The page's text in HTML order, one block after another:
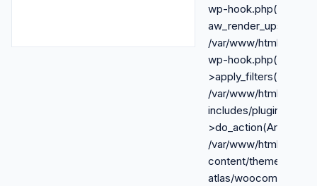
wp-hook.php(341):
/var/www/html/wp-
wp-hook.php(365):
>apply_filters(NULL,
/var/www/html/wp-
includes/
>do_action(Array) #5
/var/www/html/wp-
content/themes/
atlas/woocommerce/